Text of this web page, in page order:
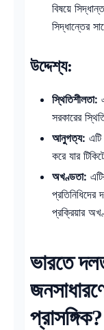
বিষয়ে
সিদ্ধান্তের
উদ্দেশ্য:
স্থিতিশীলতা:
সরকারের
আনুগত্য:
করে যার
অখণ্ডতা:
প্রতিনিধিদের
প্রক্রিয়ার
ভারতে
প্রাসঙ্গিক?